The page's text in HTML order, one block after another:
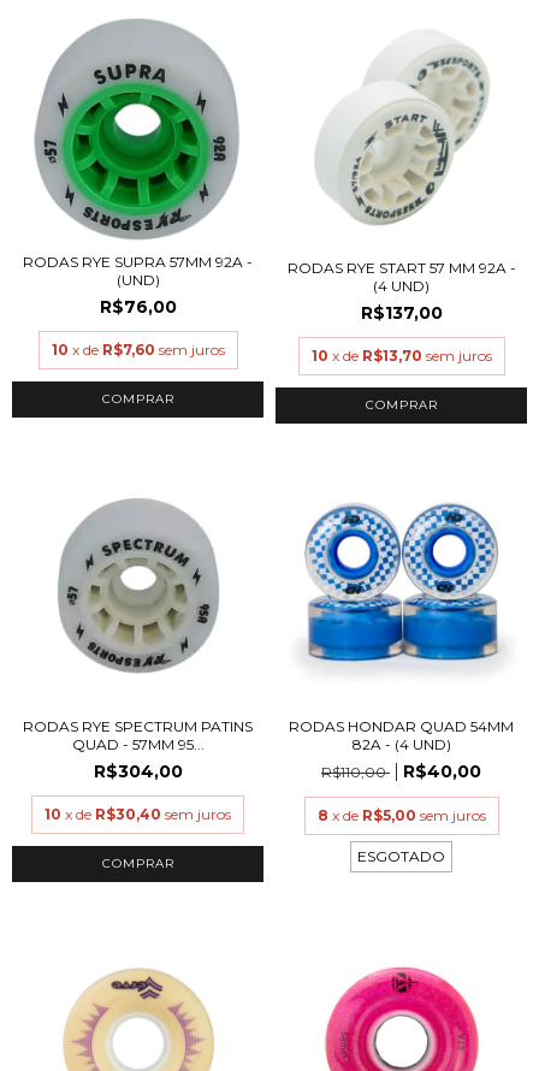
RODAS RYE SUPRA 57MM 92A -
(UND)
R$76,00
10 x de R$7,60 sem juros
COMPRAR
RODAS RYE START 57 MM 92A -
(4 UND)
R$137,00
10 x de R$13,70 sem juros
RODAS RYE SPECTRUM PATINS
QUAD - 57MM 95...
R$304,00
10 x de R$30,40 sem juros
COMPRAR
RODAS HONDAR QUAD 54MM
82A - (4 UND)
R$110,00
R$40,00
8 x de R$5,00 sem juros
ESGOTADO